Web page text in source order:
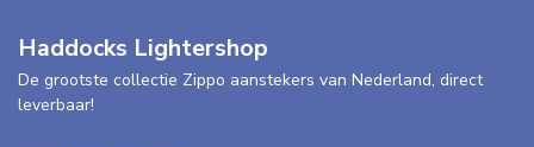
Haddocks Lightershop
De grootste collectie Zippo aanstekers van Nederland, direct
leverbaar!